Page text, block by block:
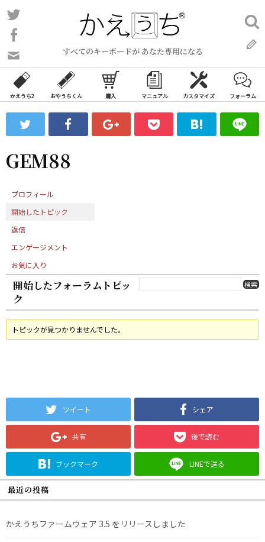
コ
ン
ン
ツ
ス
ッ
すべてのキーボードが あなた専用になる
い
合
わ
フ
ォ
ム
検
索:
かえうち2 おやうちくん 購入 マニュアル カスタマイズ フォーラム
GEM88
プロフィール
開始したトピック
返信
エンゲージメント
お気に入り
開始したフォーラムトピッ
ク
トピックが見つかりませんでした。
ツイート シェア
共有 後で読む
ブックマーク LINEで送る
最近の投稿
かえうちファームウェア 3.5 をリリースしました